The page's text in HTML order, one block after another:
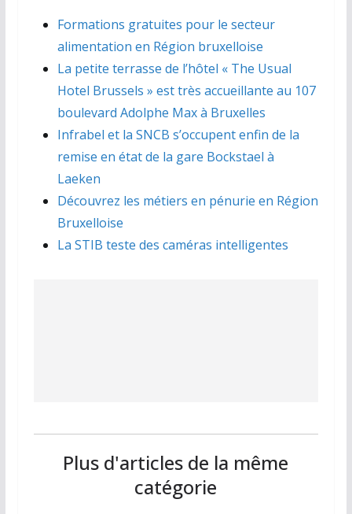
Formations gratuites pour le secteur
alimentation en Région bruxelloise
La petite terrasse de l’hôtel « The Usual
Hotel Brussels » est très accueillante au 107
boulevard Adolphe Max à Bruxelles
Infrabel et la SNCB s’occupent enfin de la
remise en état de la gare Bockstael à
Laeken
Découvrez les métiers en pénurie en Région
Bruxelloise
La STIB teste des caméras intelligentes
Plus d'articles de la même
catégorie